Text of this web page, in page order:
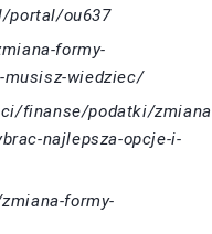
portal/ou637
formy-
musisz-wiedziec/
finanse/podatki/
najlepsza-opcje-i-
formy-